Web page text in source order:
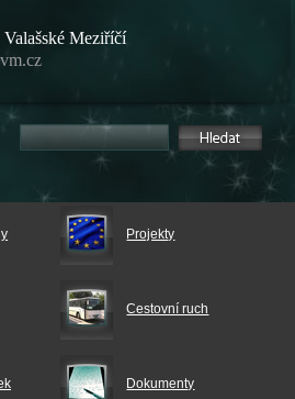
Valašské Meziříčí
Projekty
Cestovní ruch
Dokumenty